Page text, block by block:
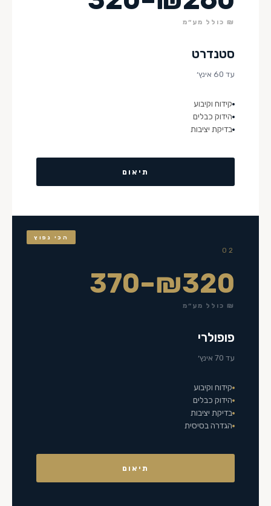
₪ כולל מע״מ
סטנדרט
עד 60 אינץ׳
קידוח וקיבוע
הידוק כבלים
בדיקת יציבות
תיאום
הכי נפוץ
02
₪320–370
₪ כולל מע״מ
פופולרי
עד 70 אינץ׳
קידוח וקיבוע
הידוק כבלים
בדיקת יציבות
הגדרה בסיסית
תיאום